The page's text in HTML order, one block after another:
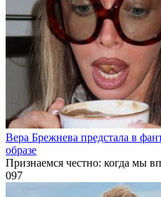
Вера Брежнева предстала в
образе
Признаемся честно: когда мы
097